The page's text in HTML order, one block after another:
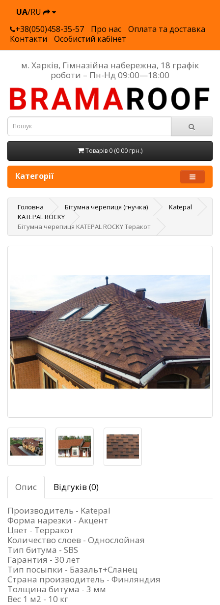
UA/RU
+38(050)458-35-57
Про нас
Оплата та доставка
Контакти
Особистий кабінет
м. Харків, Гімназійна набережна, 18 графік
роботи – Пн-Нд 09:00—18:00
Товарів 0 (0.00 грн.)
Категорії
Головна Бітумна черепиця (гнучка)
Katepal
KATEPAL ROCKY
Бітумна черепиця KATEPAL ROCKY Теракот
Опис Відгуків (0)
Производитель - Katepal
Форма нарезки - Акцент
Цвет - Терракот
Количество слоев - Однослойная
Тип битума - SBS
Гарантия - 30 лет
Тип посыпки - Базальт+Сланец
Страна производитель - Финляндия
Толщина битума - 3 мм
Вес 1 м2 - 10 кг